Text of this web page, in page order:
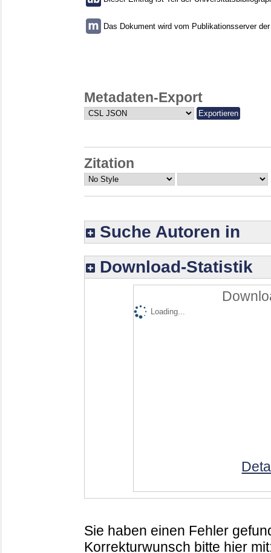
Das Dokument wird vom Publikationsserver
Metadaten-Export
Zitation
Suche Autoren in
Download-Statistik
Loading...
Sie haben einen Fehler
Korrekturwunsch bitte hier